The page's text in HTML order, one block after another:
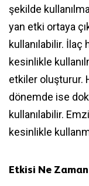
şekilde
yan etki ortaya
kullanılabilir. İlaç
kesinlikle
etkiler oluşturur.
dönemde ise
kullanılabilir.
kesinlikle
Etkisi Ne